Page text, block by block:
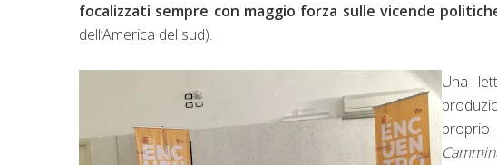
focalizzati sempre con maggio forza sulle vicende
dell’America del sud).
Una
proprio